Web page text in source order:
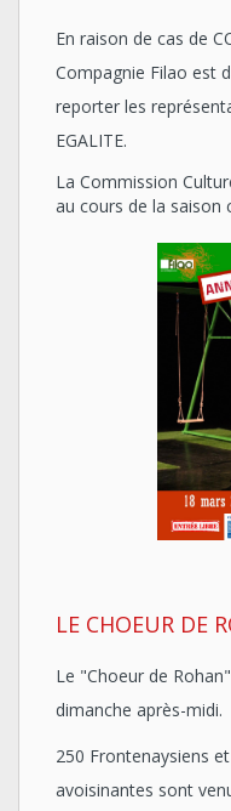
En raison de cas de
Compagnie Filao est
reporter les
EGALITE.
La Commission
au cours de la saison
LE CHOEUR DE
Le "Choeur de
dimanche après-midi.
250 Frontenaysiens
avoisinantes sont